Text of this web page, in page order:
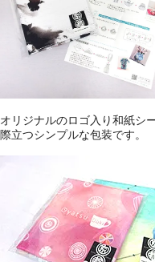
オリジナルのロゴ入り和紙シ
際立つシンプルな包装です。